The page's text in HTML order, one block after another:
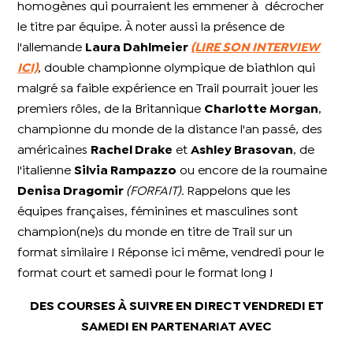
homogènes qui pourraient les emmener à décrocher
le titre par équipe. À noter aussi la présence de
l'allemande Laura Dahlmeier (LIRE SON INTERVIEW
ICI), double championne olympique de biathlon qui
malgré sa faible expérience en Trail pourrait jouer les
premiers rôles, de la Britannique Charlotte Morgan,
championne du monde de la distance l'an passé, des
américaines
Rachel Drake etAshley Brasovan, de
l'italienneSilvia Rampazzo ou encore de la roumaine
Denisa Dragomir (FORFAIT). Rappelons que les
équipes françaises, féminines et masculines sont
champion(ne)s du monde en titre de Trail sur un
format similaire ! Réponse ici même, vendredi pour le
format court et samedi pour le format long !
DES COURSES À SUIVRE EN DIRECT VENDREDI ET
SAMEDI EN PARTENARIAT AVEC